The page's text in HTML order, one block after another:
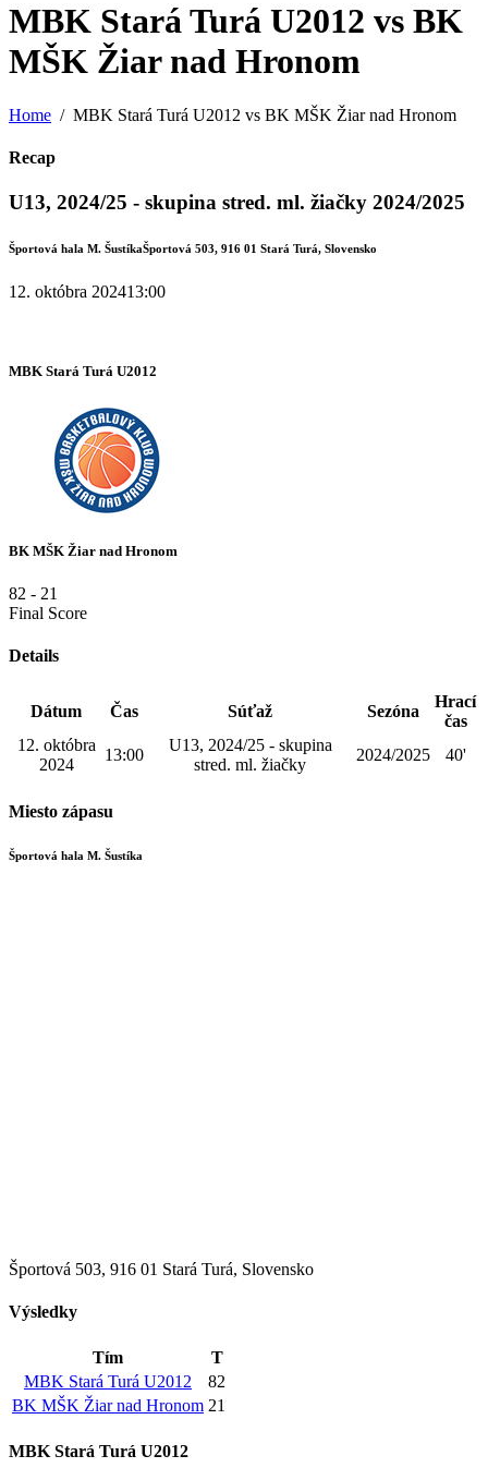
MBK Stará Turá U2012 vs BK
MŠK Žiar nad Hronom
Home MBK Stará Turá U2012 vs BK MŠK Žiar nad Hronom
Recap
U13, 2024/25 - skupina stred. ml. žiačky 2024/2025
Športová hala M. ŠustíkaŠportová 503, 916 01 Stará Turá, Slovensko
12. októbra 202413:00
MBK Stará Turá U2012
BK MŠK Žiar nad Hronom
82 - 21
Final Score
Details
Dátum Čas Súťaž Sezóna
Hrací
čas
12. októbra
2024
13:00
U13, 2024/25 - skupina
stred. ml. žiačky
2024/2025 40'
Miesto zápasu
Športová hala M. Šustíka
Športová 503, 916 01 Stará Turá, Slovensko
Výsledky
Tím
T
MBK Stará Turá U2012
82
BK MŠK Žiar nad Hronom 21
MBK Stará Turá U2012